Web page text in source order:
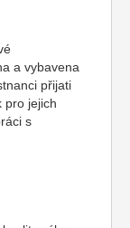
a vybavena
přijati
pro jejich
s